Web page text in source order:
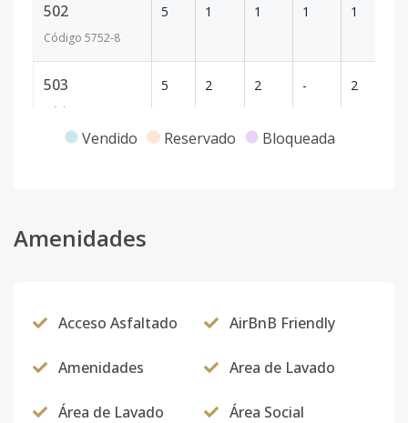
502
Código 5752-8
5 1 1 1 1
503
Código
5 2 2 - 2
505
Código5752 -12
15-06
Código 5752 -13
Vendido Reservado Bloqueada
Amenidades
Acceso Asfaltado AirBnB Friendly
Amenidades Area de Lavado
Área de Lavado Área Social